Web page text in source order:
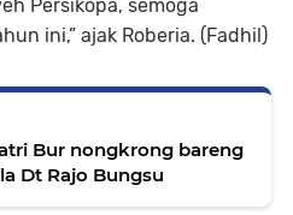
Persikopa, semoga
ini,” ajak Roberia. (Fadhil)
Bur nongkrong bareng
Dt Rajo Bungsu